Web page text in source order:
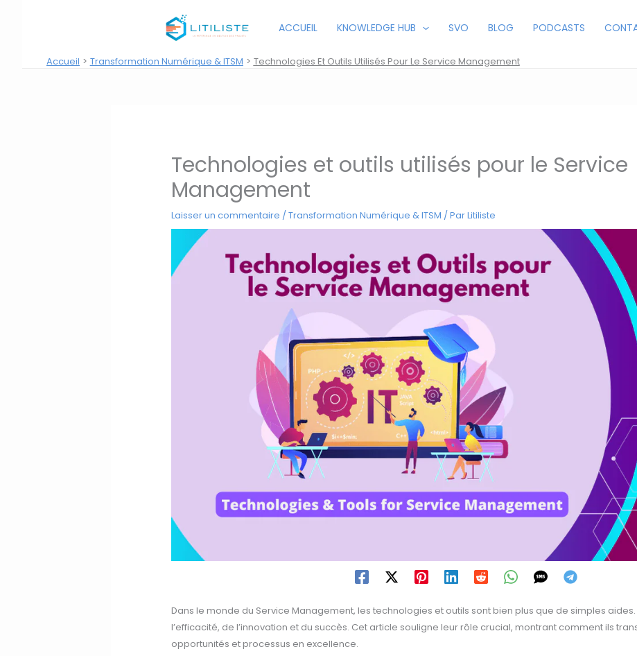
ACCUEIL KNOWLEDGE HUB SVO BLOG PODCASTS
Accueil Transformation Numérique & ITSM Technologies Et Outils Utilisés Pour Le Service Management
Technologies et outils utilisés pour le Service
Management
Laisser un commentaire / Transformation Numérique & ITSM / ParLitiliste
Dans le monde du Service Management, les technologies et outils sont bien plus que de simples
l’efficacité, de l’innovation et du succès. Cet article souligne leur rôle crucial, montrant comment ils
opportunités et processus en excellence.